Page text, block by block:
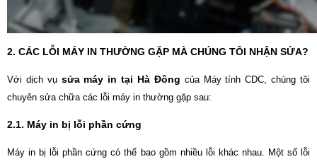
2. CÁC LỖI MÁY IN THƯỜNG GẶP MÀ CHÚNG TÔI NHẬN SỬA?
Với dịch vụ sửa máy in tại Hà Đông của Máy tính CDC, chúng tôi
chuyên sửa chữa các lỗi máy in thường gặp sau:
2.1. Máy in bị lỗi phần cứng
Máy in bị lỗi phần cứng có thể bao gồm nhiều lỗi khác nhau. Một số lỗi